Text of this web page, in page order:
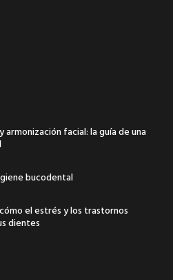
facial: la guía de una
bucodental
el estrés y los trastornos
dientes